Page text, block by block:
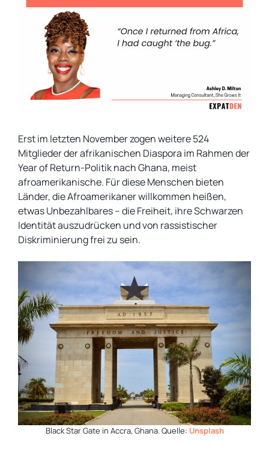
Erst im letzten November zogen weitere 524
Mitglieder der afrikanischen Diaspora im Rahmen der
Year of Return-Politik nach Ghana, meist
afroamerikanische. Für diese Menschen bieten
Länder, die Afroamerikaner willkommen heißen,
etwas Unbezahlbares – die Freiheit, ihre Schwarzen
Identität auszudrücken und von rassistischer
Diskriminierung frei zu sein.
Black Star Gate in Accra, Ghana. Quelle: Unsplash